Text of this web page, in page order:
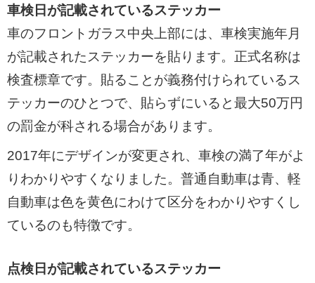
車検日が記載されているステッカー
車のフロントガラス中央上部には、車検実施年月
が記載されたステッカーを貼ります。正式名称は
検査標章です。貼ることが義務付けられているス
テッカーのひとつで、貼らずにいると最大50万円
の罰金が科される場合があります。
2017年にデザインが変更され、車検の満了年がよ
りわかりやすくなりました。普通自動車は青、軽
自動車は色を黄色にわけて区分をわかりやすくし
ているのも特徴です。
点検日が記載されているステッカー